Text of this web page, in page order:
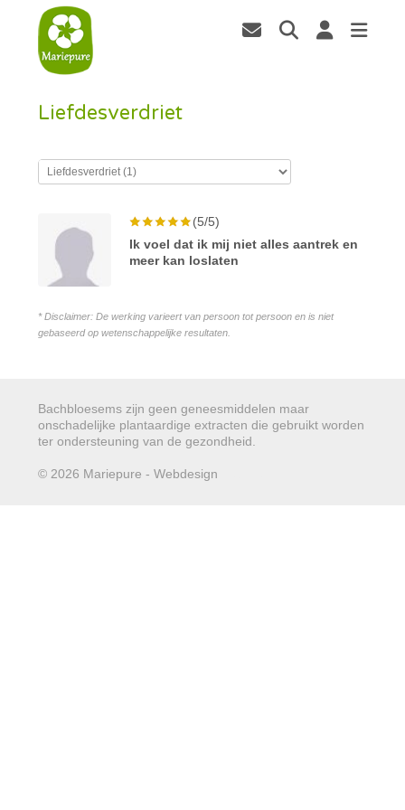
Liefdesverdriet
(5/5)
Ik voel dat ik mij niet alles aantrek en
meer kan loslaten
* Disclaimer: De werking varieert van persoon tot persoon en is niet
gebaseerd op wetenschappelijke resultaten.
Bachbloesems zijn geen geneesmiddelen maar
onschadelijke plantaardige extracten die gebruikt worden
ter ondersteuning van de gezondheid.
© 2026 Mariepure - Webdesign